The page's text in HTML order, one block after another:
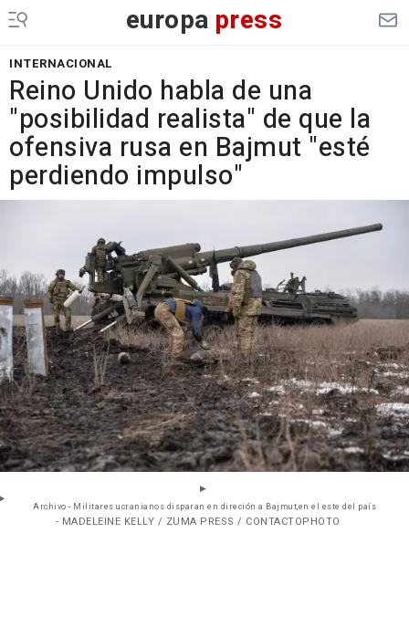
europa press
INTERNACIONAL
Reino Unido habla de una
"posibilidad realista" de que la
ofensiva rusa en Bajmut "esté
perdiendo impulso"
Archivo - Militares ucranianos disparan en direción a Bajmut,en el este del país
- MADELEINE KELLY / ZUMA PRESS / CONTACTOPHOTO